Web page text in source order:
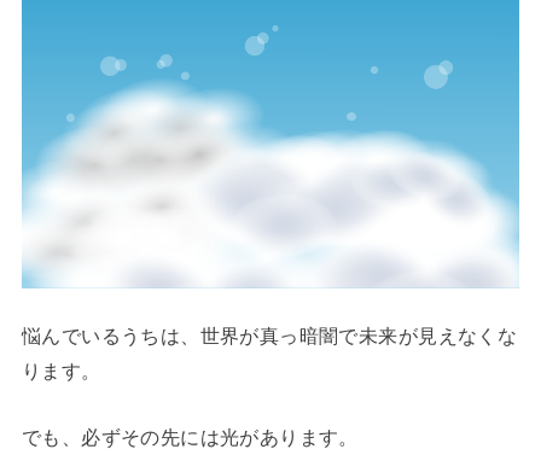
悩んでいるうちは、世界が真っ暗闇で未来が見えなくな
ります。
でも、必ずその先には光があります。